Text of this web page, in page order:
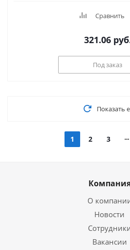
Сравнить
321.06
Под заказ
Показать
1 2 3
О
Новости
Вакансии